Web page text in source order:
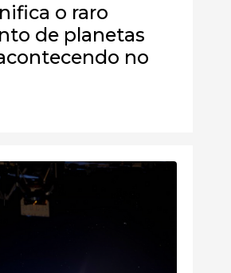
o raro
de planetas
no